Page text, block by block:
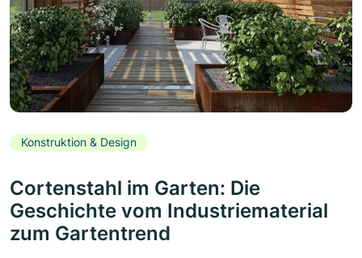
Konstruktion & Design
Cortenstahl im Garten: Die
Geschichte vom Industriematerial
zum Gartentrend